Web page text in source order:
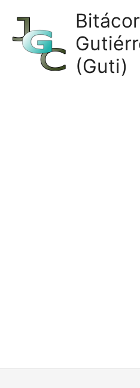
contenido
(Guti)